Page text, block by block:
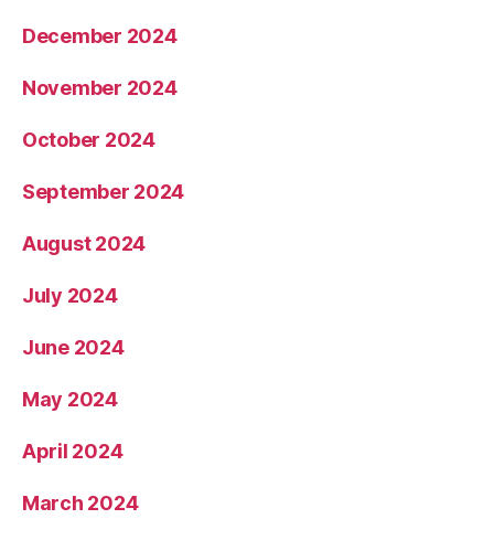
December 2024
November 2024
October 2024
September 2024
August 2024
July 2024
June 2024
May 2024
April 2024
March 2024